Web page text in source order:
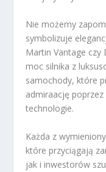
Nie możemy
symbolizuje
Martin Vantage czy
moc silnika z
samochody, które
admiraację
technologie.
Każda z
które przyciągają
jak i inwestorów